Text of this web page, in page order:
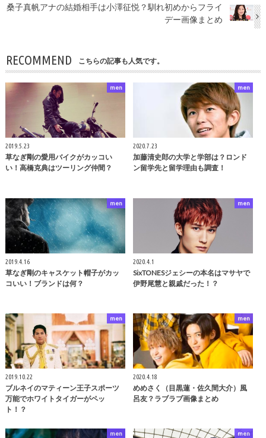
桑子真帆アナの結婚相手は小澤征悦？馴れ初めからフライ
デー画像まとめ
RECOMMEND こちらの記事も人気です。
men
2019.5.23
草なぎ剛の愛用バイクがカッコい
い！高橋克典はツーリング仲間？
men
2020.7.23
加藤清史郎の大学と学部は？ロンド
ン留学先と留学理由も調査！
men
2019.4.16
草なぎ剛のキャスケット帽子がカッ
コいい！ブランドは何？
men
2020.4.1
SixTONESジェシーの本名はマサヤで
伊野尾慧と親戚だった！？
men
2019.10.22
ブルネイのマティーン王子スポーツ
万能でホワイトタイガーがペッ
ト！？
men
2020.4.18
めめさく（目黒蓮・佐久間大介）風
呂友？ラブラブ画像まとめ
men men